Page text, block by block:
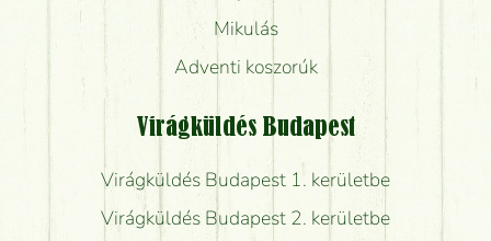
Mikulás
Adventi koszorúk
Virágküldés Budapest
Virágküldés Budapest 1. kerületbe
Virágküldés Budapest 2. kerületbe